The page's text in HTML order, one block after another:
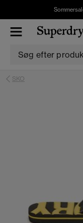
SKO